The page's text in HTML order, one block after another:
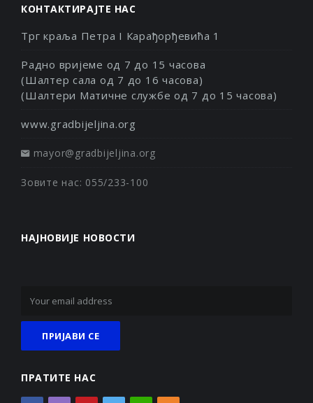
КОНТАКТИРАЈТЕ НАС
Трг краља Петра I Карађорђевића 1
Радно вријеме од 7 до 15 часова
(Шалтер сала од 7 до 16 часова)
(Шалтери Матичне службе од 7 до 15 часова)
www.gradbijeljina.org
mayor@gradbijeljina.org
Зовите нас: 055/233-100
НАЈНОВИЈЕ НОВОСТИ
ПРАТИТЕ НАС